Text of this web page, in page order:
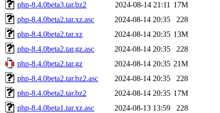
php-8.4.0beta3.tar.bz2 2024-08-14 21:11 17M
php-8.4.0beta2.tar.xz.asc
2024-08-14 20:35
228
php-8.4.0beta2.tar.xz
2024-08-14 20:35 13M
php-8.4.0beta2.tar.gz.asc
2024-08-14 20:35
228
php-8.4.0beta2.tar.gz
2024-08-14 20:35 21M
php-8.4.0beta2.tar.bz2.asc
2024-08-14 20:35
228
php-8.4.0beta2.tar.bz2
2024-08-14 20:35 17M
php-8.4.0beta1.tar.xz.asc
2024-08-13 13:59
228